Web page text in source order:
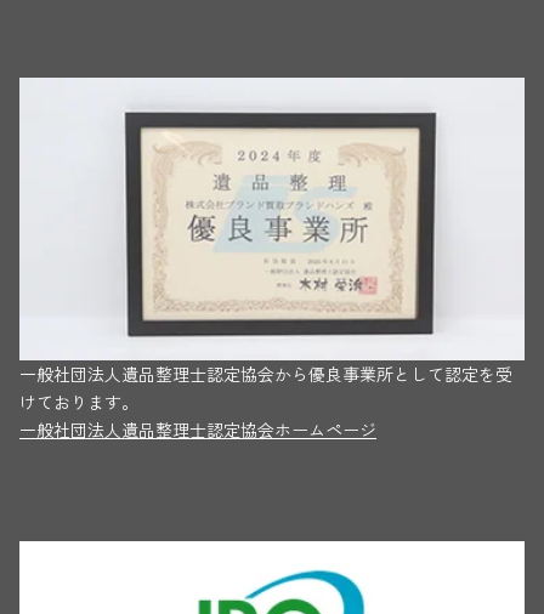
一般社団法人遺品整理士認定協会から優良事業所として認定を受
けております。
一般社団法人遺品整理士認定協会ホームページ